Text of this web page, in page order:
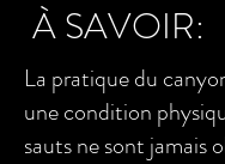
À SAVOIR:
La pratique du
une condition
sauts ne sont jamais